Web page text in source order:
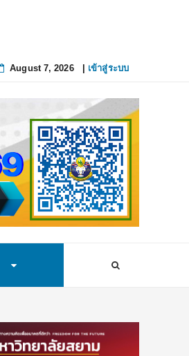
August 7, 2026| เข้าสู่ระบบ